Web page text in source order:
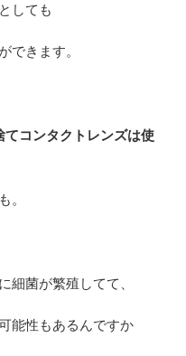
しても
できます。
てコンタクトレンズは使
。
細菌が繁殖してて、
能性もあるんですか